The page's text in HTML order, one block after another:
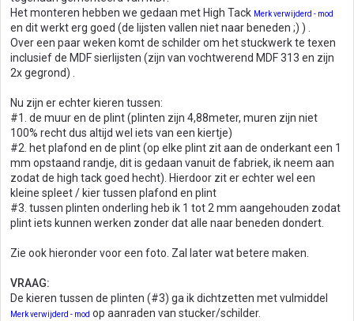
Het monteren hebben we gedaan met High Tack Merk verwijderd - mod
en dit werkt erg goed (de lijsten vallen niet naar beneden ;) ) .
Over een paar weken komt de schilder om het stuckwerk te texen
inclusief de MDF sierlijsten (zijn van vochtwerend MDF 313 en zijn
2x gegrond) .
Nu zijn er echter kieren tussen:
#1. de muur en de plint (plinten zijn 4,88meter, muren zijn niet
100% recht dus altijd wel iets van een kiertje)
#2. het plafond en de plint (op elke plint zit aan de onderkant een 1
mm opstaand randje, dit is gedaan vanuit de fabriek, ik neem aan
zodat de high tack goed hecht). Hierdoor zit er echter wel een
kleine spleet / kier tussen plafond en plint
#3. tussen plinten onderling heb ik 1 tot 2 mm aangehouden zodat
plint iets kunnen werken zonder dat alle naar beneden dondert.
Zie ook hieronder voor een foto. Zal later wat betere maken.
VRAAG:
De kieren tussen de plinten (#3) ga ik dichtzetten met vulmiddel
Merk verwijderd - mod op aanraden van stucker/schilder.